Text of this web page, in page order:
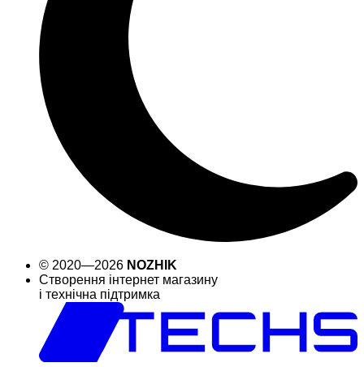
© 2020—2026 NOZHIK
Створення інтернет магазину
і технічна підтримка